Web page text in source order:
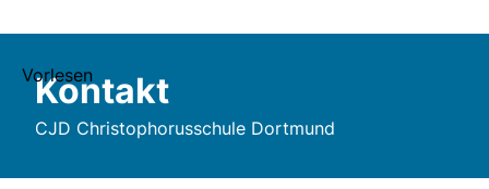
Vorlesen
Kontakt
CJD Christophorusschule Dortmund